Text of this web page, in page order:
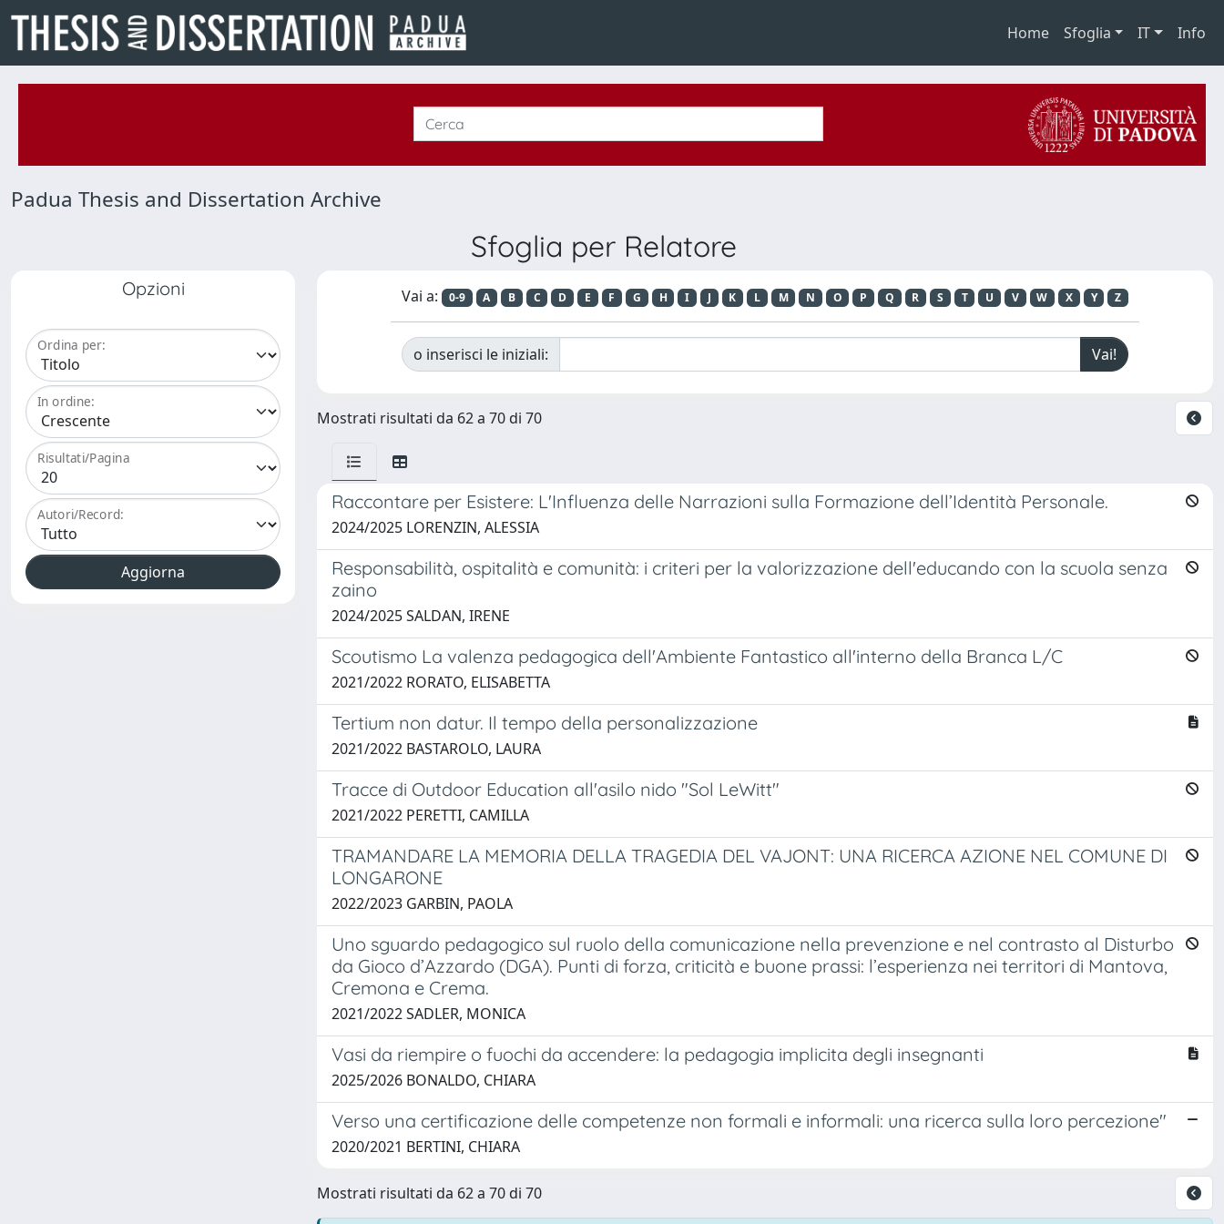
Home Sfoglia IT Info
Padua Thesis and Dissertation Archive
Sfoglia per Relatore
Opzioni
Ordina per:
In ordine:
Risultati/Pagina
Autori/Record:
Vai a: 0-9 A B C D E F G H I J K L M N O P Q R S T U V W X Y Z
o inserisci le iniziali:
Mostrati risultati da 62 a 70 di 70
Raccontare per Esistere: L'Influenza delle Narrazioni sulla Formazione dell’Identità Personale.
2024/2025 LORENZIN, ALESSIA
Responsabilità, ospitalità e comunità: i criteri per la valorizzazione dell'educando con la scuola senza
zaino
2024/2025 SALDAN, IRENE
Scoutismo La valenza pedagogica dell'Ambiente Fantastico all'interno della Branca L/C
2021/2022 RORATO, ELISABETTA
Tertium non datur. Il tempo della personalizzazione
2021/2022 BASTAROLO, LAURA
Tracce di Outdoor Education all'asilo nido "Sol LeWitt"
2021/2022 PERETTI, CAMILLA
TRAMANDARE LA MEMORIA DELLA TRAGEDIA DEL VAJONT: UNA RICERCA AZIONE NEL COMUNE DI
LONGARONE
2022/2023 GARBIN, PAOLA
Uno sguardo pedagogico sul ruolo della comunicazione nella prevenzione e nel contrasto al Disturbo
da Gioco d’Azzardo (DGA). Punti di forza, criticità e buone prassi: l’esperienza nei territori di Mantova,
Cremona e Crema.
2021/2022 SADLER, MONICA
Vasi da riempire o fuochi da accendere: la pedagogia implicita degli insegnanti
2025/2026 BONALDO, CHIARA
Verso una certificazione delle competenze non formali e informali: una ricerca sulla loro percezione"
2020/2021 BERTINI, CHIARA
Mostrati risultati da 62 a 70 di 70